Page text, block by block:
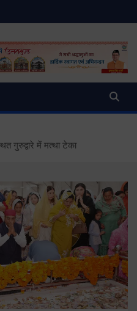
News
गुरुद्वारे में मत्था टेका